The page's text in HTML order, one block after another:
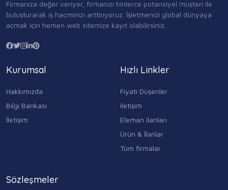
Firmanıza değer veriyor, firmanızı binlerce potansiyel müşteri ile
buluşturarak iş hacminizi arttırıyoruz. İşletmenizi global dünyaya
açmak için hemen web sitemize kayıt olabilirsiniz.
Kurumsal
Hakkımızda
Bilgi Bankası
İletişim
Hızlı Linkler
Fiyatı Düşenler
iletişim
Eleman ilanları
Ürün & İlanlar
Tüm firmalar
Sözleşmeler